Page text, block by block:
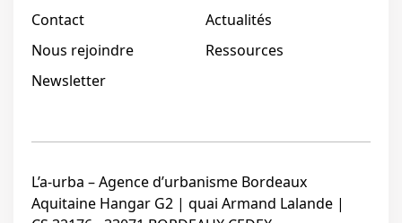
Contact
Actualités
Nous rejoindre
Ressources
Newsletter
L’a-urba – Agence d’urbanisme Bordeaux
Aquitaine Hangar G2 | quai Armand Lalande |